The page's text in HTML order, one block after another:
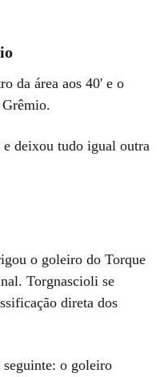
da área aos 40' e o
deixou tudo igual outra
o goleiro do Torque
Torgnascioli se
direta dos
seguinte: o goleiro